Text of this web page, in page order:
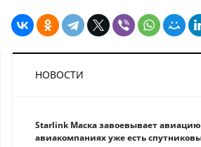
НОВОСТИ
Starlink Маска завоевывает
авиакомпаниях уже есть